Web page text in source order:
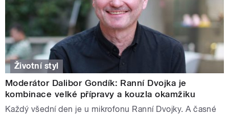
Životní styl
Moderátor Dalibor Gondík: Ranní Dvojka je
kombinace velké přípravy a kouzla okamžiku
Každý všední den je u mikrofonu Ranní Dvojky. A časné